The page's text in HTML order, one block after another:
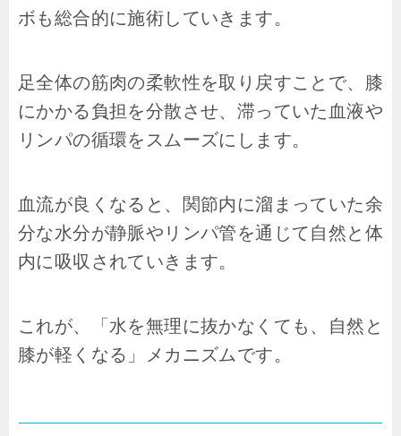
ボも総合的に施術していきます。
足全体の筋肉の柔軟性を取り戻すことで、膝
にかかる負担を分散させ、滞っていた血液や
リンパの循環をスムーズにします。
血流が良くなると、関節内に溜まっていた余
分な水分が静脈やリンパ管を通じて自然と体
内に吸収されていきます。
これが、「水を無理に抜かなくても、自然と
膝が軽くなる」メカニズムです。